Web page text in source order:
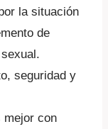
la situación
de
seguridad y
mejor con